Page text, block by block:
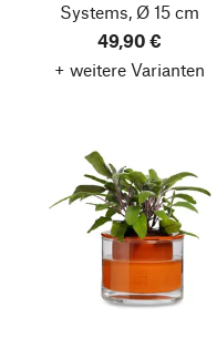
Systems, Ø 15 cm
49,90 €
+ weitere Varianten